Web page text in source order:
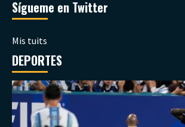
Sígueme en Twitter
Mis tuits
DEPORTES